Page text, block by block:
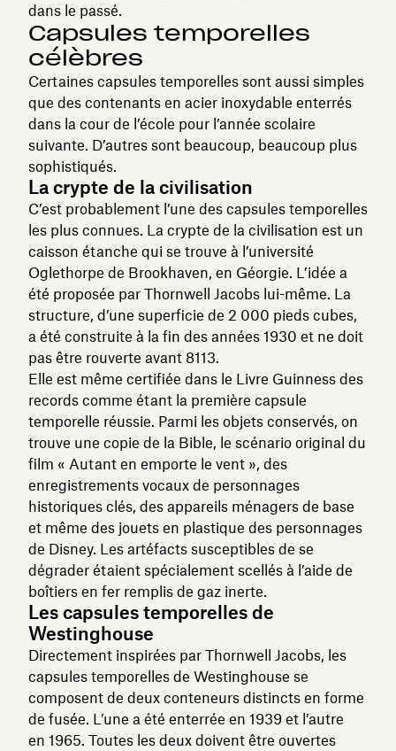
dans le passé.
Capsules temporelles
célèbres
Certaines capsules temporelles sont aussi simples
que des contenants en acier inoxydable enterrés
dans la cour de l’école pour l’année scolaire
suivante. D’autres sont beaucoup, beaucoup plus
sophistiqués.
La crypte de la civilisation
C’est probablement l’une des capsules temporelles
les plus connues. La crypte de la civilisation est un
caisson étanche qui se trouve à l’université
Oglethorpe de Brookhaven, en Géorgie. L’idée a
été proposée par Thornwell Jacobs lui-même. La
structure, d’une superficie de 2 000 pieds cubes,
a été construite à la fin des années 1930 et ne doit
pas être rouverte avant 8113.
Elle est même certifiée dans le Livre Guinness des
records comme étant la première capsule
temporelle réussie. Parmi les objets conservés, on
trouve une copie de la Bible, le scénario original du
film « Autant en emporte le vent », des
enregistrements vocaux de personnages
historiques clés, des appareils ménagers de base
et même des jouets en plastique des personnages
de Disney. Les artéfacts susceptibles de se
dégrader étaient spécialement scellés à l’aide de
boîtiers en fer remplis de gaz inerte.
Les capsules temporelles de
Westinghouse
Directement inspirées par Thornwell Jacobs, les
capsules temporelles de Westinghouse se
composent de deux conteneurs distincts en forme
de fusée. L’une a été enterrée en 1939 et l’autre
en 1965. Toutes les deux doivent être ouvertes